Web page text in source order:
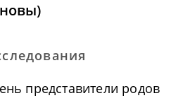
представители родов